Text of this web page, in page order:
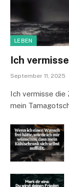
LEBEN
Ich
September 11, 2025
Ich vermisse die
mein